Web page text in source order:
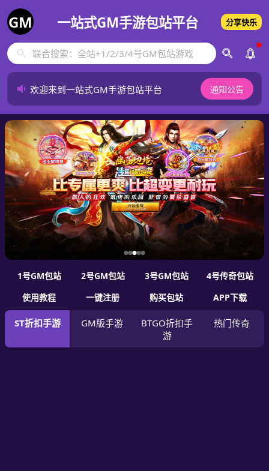
GM 一站式GM手游包站平台 分享快乐
欢迎来到一站式GM手游包站平台 通知公告
1号GM包站 2号GM包站 3号GM包站
4号传奇包站
使用教程
一键注册 购买包站 APP下载
ST折扣手游 GM版手游
BTGO折扣手
游
热门传奇